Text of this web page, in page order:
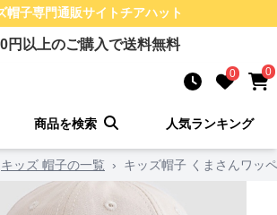
帽子専門通販サイトチアハット
円以上のご購入で送料無料
0 0
商品を検索 人気ランキング
キッズ 帽子の一覧 › キッズ帽子 くまさんワッ